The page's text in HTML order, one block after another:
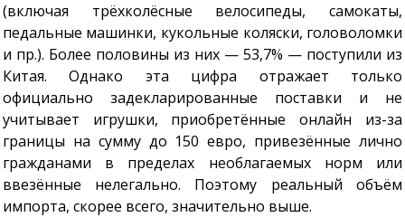
(включая трёхколёсные велосипеды, самокаты,
педальные машинки, кукольные коляски, головоломки
и пр.). Более половины из них — 53,7% — поступили из
Китая. Однако эта цифра отражает только
официально задекларированные поставки и не
учитывает игрушки, приобретённые онлайн из-за
границы на сумму до 150 евро, привезённые лично
гражданами в пределах необлагаемых норм или
ввезённые нелегально. Поэтому реальный объём
импорта, скорее всего, значительно выше.